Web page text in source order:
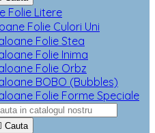
Folie Litere
Folie Culori Uni
Folie Stea
Folie Inima
Folie Orbz
BOBO (Bubbles)
Folie Forme Speciale
Cauta